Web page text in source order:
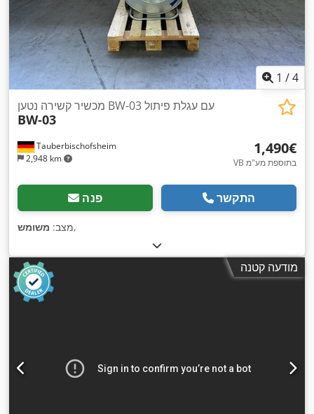
1 /4
Tauberbischofsheim
2,948 km
מכשיר קשירה נטען BW-03 עם עגלת פיתול
BW-03
‏1,490 ‏€
VB בתוספת מע"מ
פנה התקשר
מצב: משומש ,
מודעה קטנה